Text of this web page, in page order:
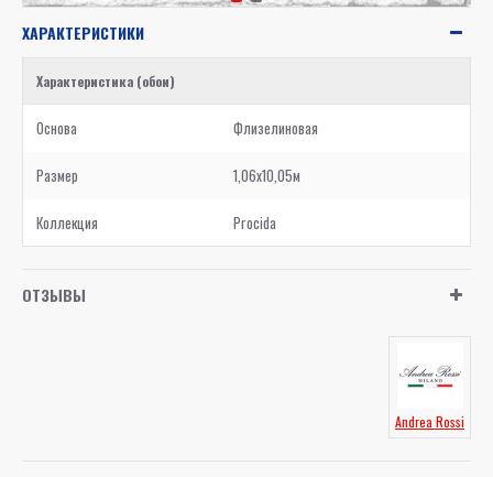
ХАРАКТЕРИСТИКИ
Характеристика (обои)
Основа Флизелиновая
Размер 1,06x10,05м
Коллекция Procida
ОТЗЫВЫ
Andrea Rossi